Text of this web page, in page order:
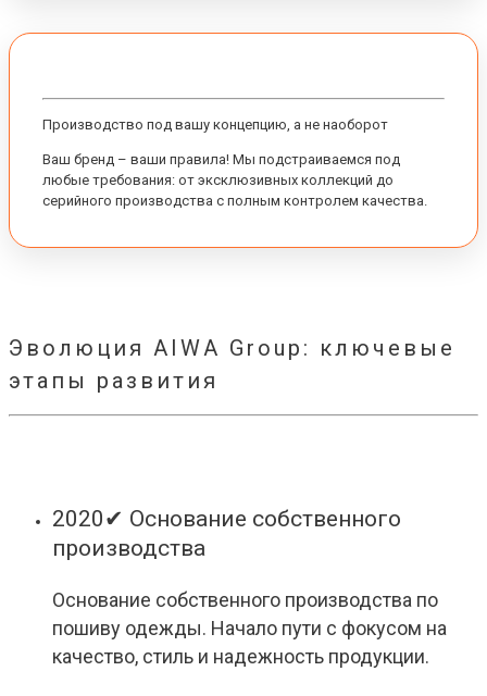
Производство под вашу концепцию, а не наоборот
Ваш бренд – ваши правила! Мы подстраиваемся под
любые требования: от эксклюзивных коллекций до
серийного производства с полным контролем качества.
Эволюция AIWA Group: ключевые
этапы развития
2020✔ Основание собственного
производства
Основание собственного производства по
пошиву одежды. Начало пути с фокусом на
качество, стиль и надежность продукции.